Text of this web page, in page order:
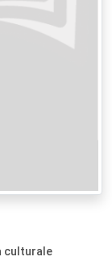
culturale